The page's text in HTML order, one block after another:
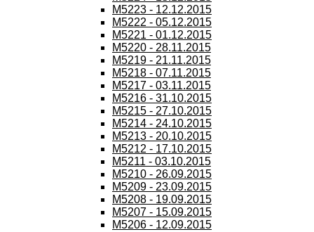
M5223 - 12.12.2015
M5222 - 05.12.2015
M5221 - 01.12.2015
M5220 - 28.11.2015
M5219 - 21.11.2015
M5218 - 07.11.2015
M5217 - 03.11.2015
M5216 - 31.10.2015
M5215 - 27.10.2015
M5214 - 24.10.2015
M5213 - 20.10.2015
M5212 - 17.10.2015
M5211 - 03.10.2015
M5210 - 26.09.2015
M5209 - 23.09.2015
M5208 - 19.09.2015
M5207 - 15.09.2015
M5206 - 12.09.2015